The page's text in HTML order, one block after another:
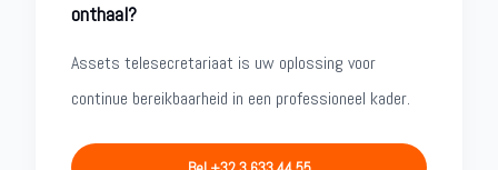
onthaal?
Assets telesecretariaat is uw oplossing voor
continue bereikbaarheid in een professioneel kader.